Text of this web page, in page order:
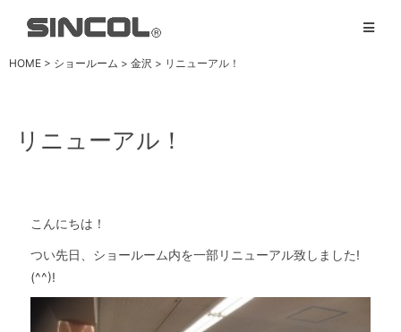
HOME > ショールーム > 金沢 > リニューアル！
リニューアル！
こんにちは！
つい先日、ショールーム内を一部リニューアル致しました!
(^^)!